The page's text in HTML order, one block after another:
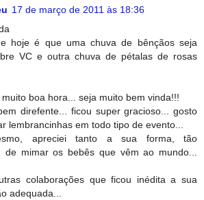
17 de março de 2011 às 18:36
hoje é que uma chuva de bênçãos seja
VC e outra chuva de pétalas de rosas
boa hora... seja muito bem vinda!!!
direfente... ficou super gracioso... gosto
lembrancinhas em todo tipo de evento...
apreciei tanto a sua forma, tão
de mimar os bebês que vêm ao mundo...
colaborações que ficou inédita a sua
adequada...